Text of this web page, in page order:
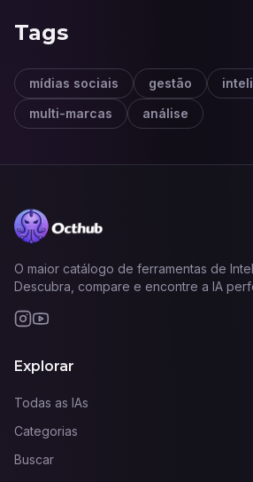
Tags
mídias sociais gestão
multi-marcas
análise
O maior catálogo de ferramentas de
Descubra, compare e encontre a IA
Explorar
Todas as IAs
Categorias
Buscar